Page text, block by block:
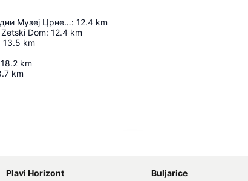
Владин Дом - Народни Музеј Црне Горе: 12.4 km
Dom: 12.4 km
13.5 km
18.2 km
km
Plavi Horizont
Buljarice